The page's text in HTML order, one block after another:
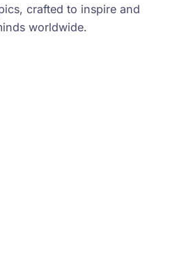
crafted to inspire and
worldwide.